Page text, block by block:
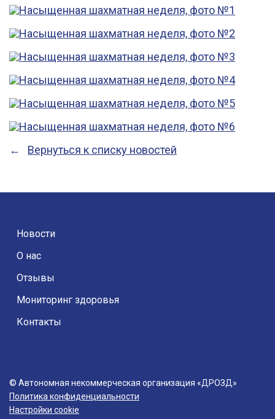
Вернуться к списку новостей
Новости
О нас
Отзывы
Мониторинг здоровья
Контакты
© Автономная некоммерческая организация «ДРОЗД»
Политика конфиденциальности
Настройки cookie